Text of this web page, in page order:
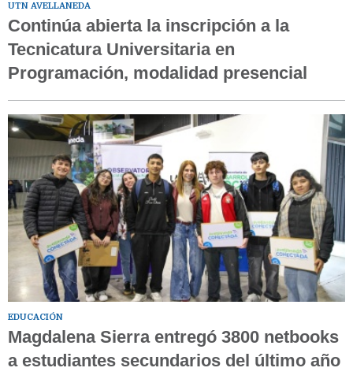
UTN AVELLANEDA
Continúa abierta la inscripción a la
Tecnicatura Universitaria en
Programación, modalidad presencial
EDUCACIÓN
Magdalena Sierra entregó 3800 netbooks
a estudiantes secundarios del último año